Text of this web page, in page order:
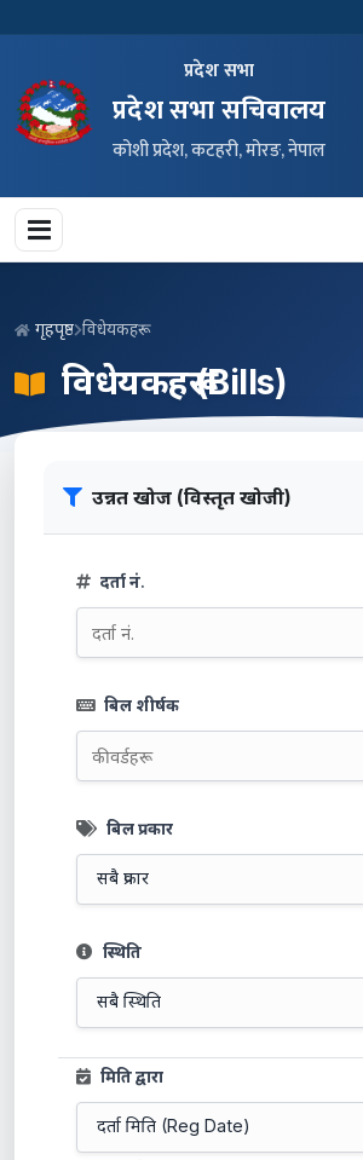
प्रदेश सभा
प्रदेश सभा सचिवालय
कोशी प्रदेश, कटहरी, मोरङ, नेपाल
गृहपृष्ठ विधेयकहरू
विधेयकहरू (Bills)
उन्नत खोज (विस्तृत खोजी)
दर्ता नं.
बिल शीर्षक
बिल प्रकार
स्थिति
मिति द्वारा